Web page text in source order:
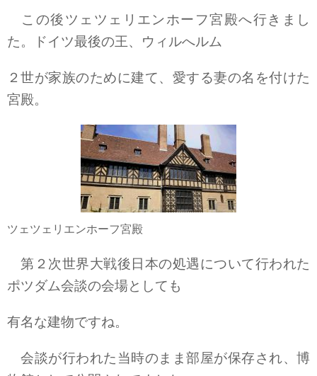
この後ツェツェリエンホーフ宮殿へ行きまし
た。ドイツ最後の王、ウィルへルム
２世が家族のために建て、愛する妻の名を付けた
宮殿。
ツェツェリエンホーフ宮殿
第２次世界大戦後日本の処遇について行われた
ポツダム会談の会場としても
有名な建物ですね。
会談が行われた当時のまま部屋が保存され、博